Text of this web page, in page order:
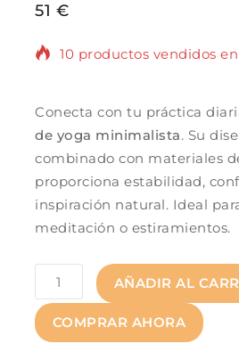
51 €
10 productos vendidos
carrito
Conecta con tu práctica
de yoga minimalista. Su
combinado con materiales
proporciona estabilidad,
inspiración natural. Ideal
meditación o estiramientos.
AÑADIR AL
COMPRAR AHORA